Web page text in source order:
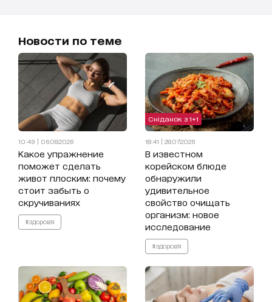
Новости по теме
10:49 | 06.08.2026
Какое упражнение
поможет сделать
живот плоским: почему
стоит забыть о
скручиваниях
#здоров'я
Сніданок з 1+1
18:41 | 28.07.2026
В известном
корейском блюде
обнаружили
удивительное
свойство очищать
организм: новое
исследование
#здоров'я